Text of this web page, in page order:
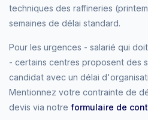
techniques des raffineries
semaines de délai standard.
Pour les urgences - salarié qui
- certains centres proposent des
candidat avec un délai
Mentionnez votre contrainte de
devis via notre formulaire de